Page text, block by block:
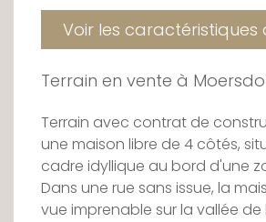
Voir les caractéristiques
Terrain en vente à
Terrain avec contrat de
une maison libre de 4 côtés,
cadre idyllique au bord d'une
Dans une rue sans issue, la
vue imprenable sur la vallée de